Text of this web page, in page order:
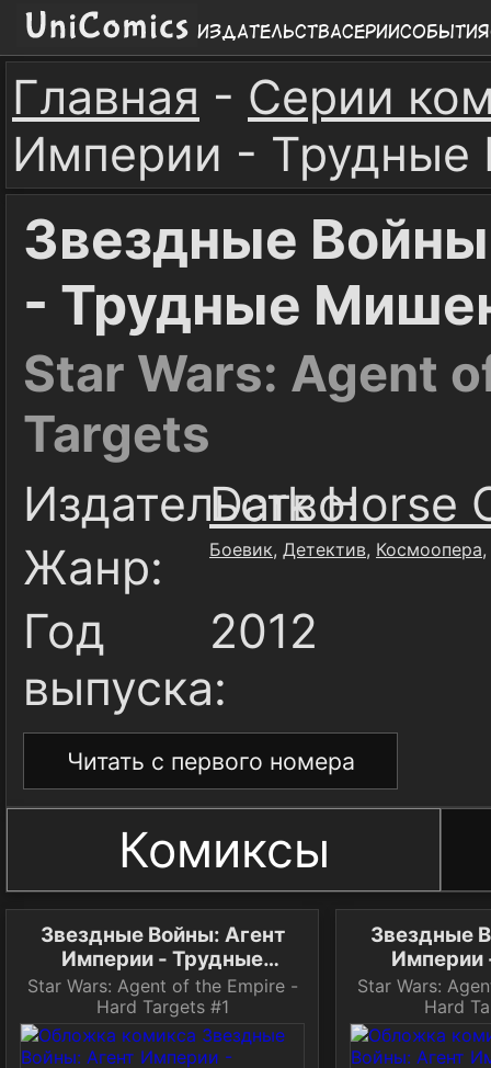
ИздательстваСерииСобытия
Главная - Серии
Империи -
Звездные
- Трудные
Star Wars: Agent
Targets
Издательство:
Dark Horse
Жанр:
Боевик, Детектив, Космоопера,
Год
выпуска:
2012
Читать с первого номера
Комиксы
Звездные Войны: Агент
Империи - Трудные
Мишени №1
Star Wars: Agent of the Empire -
Hard Targets #1
Звездные
Империи
Star Wars:
Hard